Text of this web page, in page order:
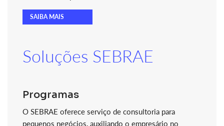
SAIBA MAIS
Soluções SEBRAE
Programas
O SEBRAE oferece serviço de consultoria para
pequenos negócios, auxiliando o empresário no